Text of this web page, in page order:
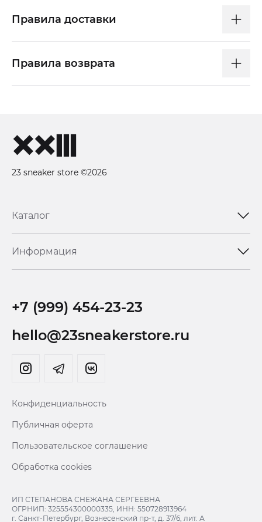
Правила доставки
Правила возврата
23 sneaker store ©2026
Каталог
Информация
+7 (999) 454-23-23
hello@23sneakerstore.ru
Конфиденциальность
Публичная оферта
Пользовательское соглашение
Обработка cookies
ИП СТЕПАНОВА СНЕЖАНА СЕРГЕЕВНА
ОГРНИП: 325554300000335, ИНН: 550728913964
г. Санкт-Петербург, Вознесенский пр-т, д. 37/6, лит. А